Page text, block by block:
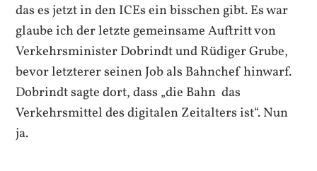
das es jetzt in den ICEs ein bisschen gibt. Es war
glaube ich der letzte gemeinsame Auftritt von
Verkehrsminister Dobrindt und Rüdiger Grube,
bevor letzterer seinen Job als Bahnchef hinwarf.
Dobrindt sagte dort, dass „die Bahn das
Verkehrsmittel des digitalen Zeitalters ist“. Nun
ja.